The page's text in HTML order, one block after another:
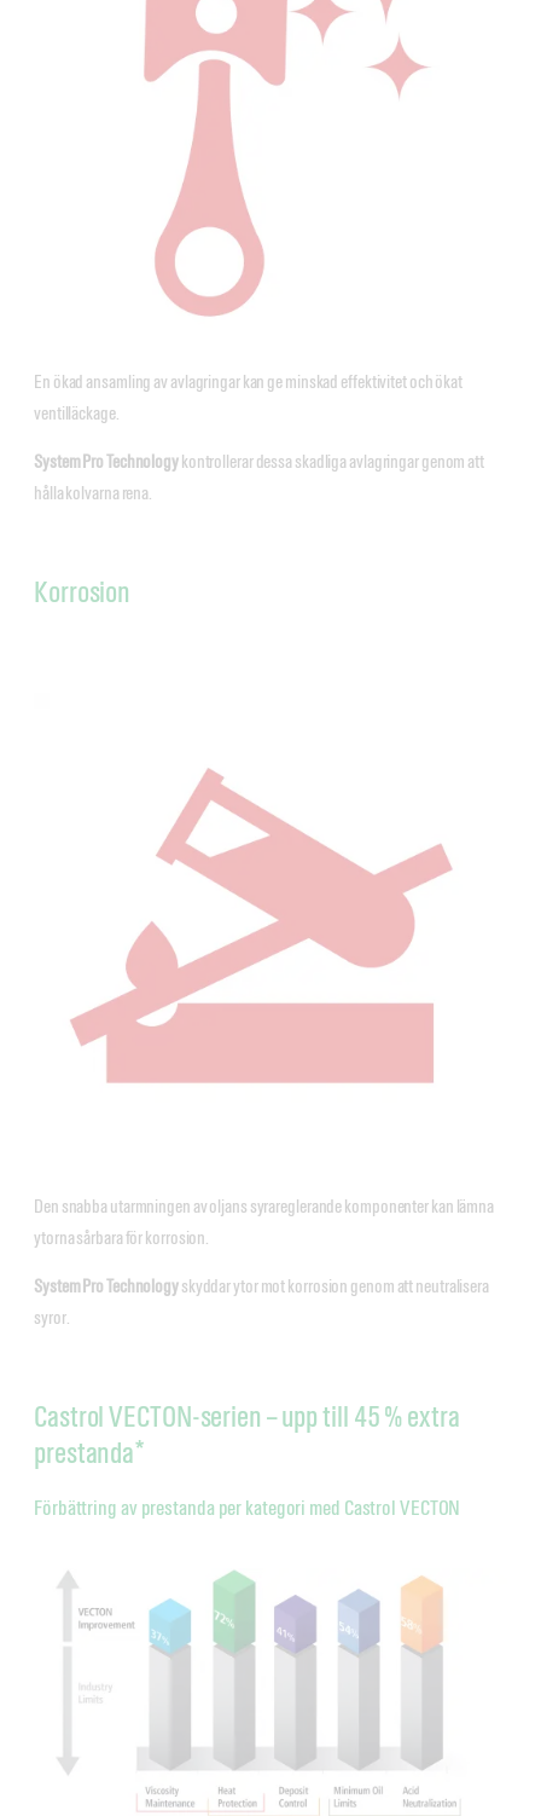
En ökad ansamling av avlagringar kan ge minskad effektivitet och ökat
ventilläckage.
System Pro Technologykontrollerar dessa skadliga avlagringar genom att
hålla kolvarna rena.
Korrosion
Den snabba utarmningen av oljans syrareglerande komponenter kan lämna
ytorna sårbara för korrosion.
System Pro Technologyskyddar ytor mot korrosion genom att neutralisera
syror.
Castrol VECTON-serien – upp till 45 % extra
prestanda*
Förbättring av prestanda per kategori med Castrol VECTON